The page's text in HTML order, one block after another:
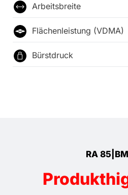
Arbeitsbreite
Flächenleistung (VDMA)
Bürstdruck
RA